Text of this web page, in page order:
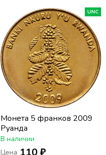
UNC
Монета 5 франков 2009
Руанда
В наличии
Цена 110 ₽